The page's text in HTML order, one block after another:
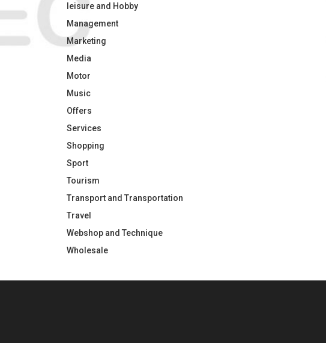
leisure and Hobby
Management
Marketing
Media
Motor
Music
Offers
Services
Shopping
Sport
Tourism
Transport and Transportation
Travel
Webshop and Technique
Wholesale